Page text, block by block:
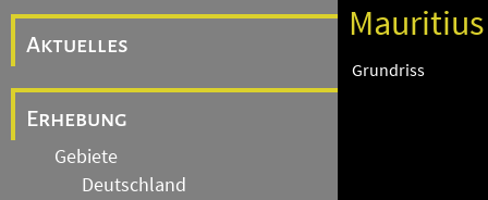
Aktuelles
Erhebung
Gebiete
Deutschland
Mauritius
Grundriss